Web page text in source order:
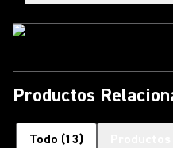
Productos
Todo (13)